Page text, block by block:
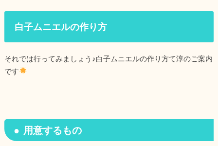
白子ムニエルの作り方
それでは行ってみましょう♪白子ムニエルの作り方て淳のご案内
です
用意するもの